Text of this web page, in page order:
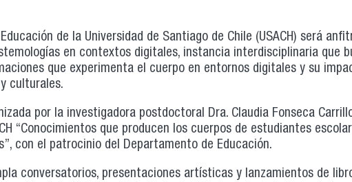
de la Universidad de Santiago de Chile (USACH) será
en contextos digitales, instancia interdisciplinaria que
que experimenta el cuerpo en entornos digitales y su
culturales.
por la investigadora postdoctoral Dra. Claudia Fonseca
“Conocimientos que producen los cuerpos de estudiantes
con el patrocinio del Departamento de Educación.
conversatorios, presentaciones artísticas y lanzamientos de